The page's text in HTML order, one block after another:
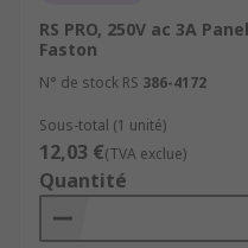
RS PRO, 250V ac 3A
Faston
N° de stock RS 386-4172
Sous-total (1 unité)
12,03 €(TVA exclue)
Quantité